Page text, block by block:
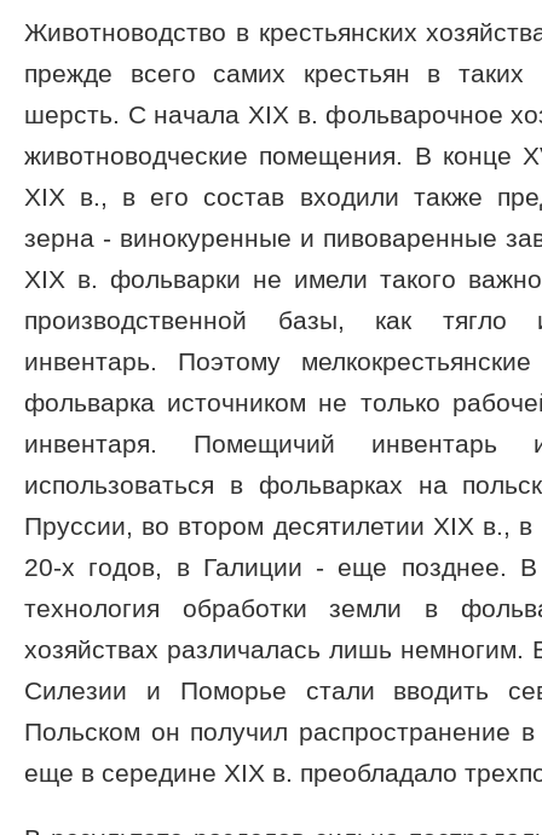
Животноводство в крестьянских
прежде всего самих крестьян в таких
шерсть. С начала XIX в. фольварочное
животноводческие помещения. В конце
XIX в., в его состав входили также
зерна - винокуренные и пивоваренные
XIX в. фольварки не имели такого
производственной базы, как тягло
инвентарь. Поэтому
фольварка источником не только
инвентаря. Помещичий
использоваться в фольварках на
Пруссии, во втором десятилетии XIX в.,
20-х годов, в Галиции - еще позднее.
технология обработки земли в
хозяйствах различалась лишь немногим.
Силезии и Поморье стали вводить
Польском он получил распространение
еще в середине XIX в. преобладало